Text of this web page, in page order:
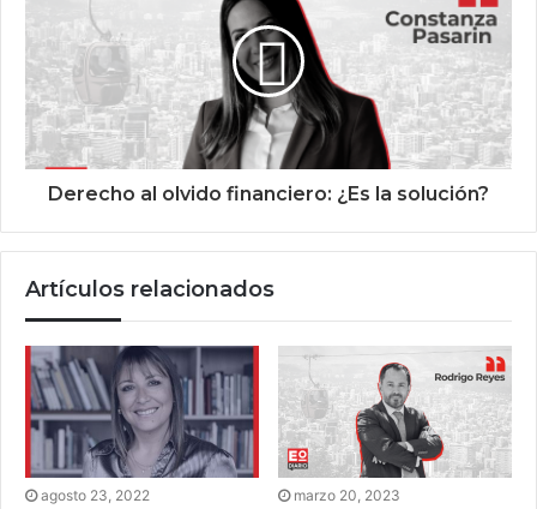
Derecho al olvido financiero: ¿Es la solución?
Artículos relacionados
agosto 23, 2022 marzo 20, 2023